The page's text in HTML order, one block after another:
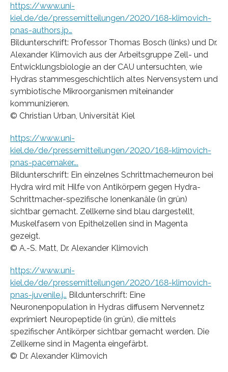
https://www.uni-
kiel.de/de/pressemitteilungen/2020/168-klimovich-
pnas-authors.jp…
Bildunterschrift: Professor Thomas Bosch (links) und Dr.
Alexander Klimovich aus der Arbeitsgruppe Zell- und
Entwicklungsbiologie an der CAU untersuchten, wie
Hydras stammesgeschichtlich altes Nervensystem und
symbiotische Mikroorganismen miteinander
kommunizieren.
© Christian Urban, Universität Kiel
https://www.uni-
kiel.de/de/pressemitteilungen/2020/168-klimovich-
pnas-pacemaker….
Bildunterschrift: Ein einzelnes Schrittmacherneuron bei
Hydra wird mit Hilfe von Antikörpern gegen Hydra-
Schrittmacher-spezifische Ionenkanäle (in grün)
sichtbar gemacht. Zellkerne sind blau dargestellt,
Muskelfasern von Epithelzellen sind in Magenta
gezeigt.
© A.-S. Matt, Dr. Alexander Klimovich
https://www.uni-
kiel.de/de/pressemitteilungen/2020/168-klimovich-
pnas-juvenile.j… Bildunterschrift: Eine
Neuronenpopulation in Hydras diffusem Nervennetz
exprimiert Neuropeptide (in grün), die mittels
spezifischer Antikörper sichtbar gemacht werden. Die
Zellkerne sind in Magenta eingefärbt.
© Dr. Alexander Klimovich